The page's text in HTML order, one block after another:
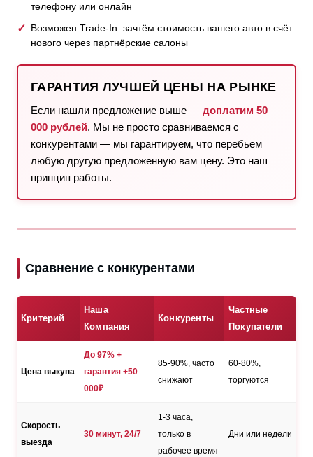
телефону или онлайн
Возможен Trade-In: зачтём стоимость вашего авто в счёт
нового через партнёрские салоны
ГАРАНТИЯ ЛУЧШЕЙ ЦЕНЫ НА РЫНКЕ
Если нашли предложение выше — доплатим 50
000 рублей. Мы не просто сравниваемся с
конкурентами — мы гарантируем, что перебьем
любую другую предложенную вам цену. Это наш
принцип работы.
Сравнение с конкурентами
Критерий
Наша
Компания
Конкуренты
Частные
Покупатели
Цена выкупа
До 97% +
гарантия +50
000₽
85-90%, часто
снижают
60-80%,
торгуются
Скорость
выезда
30 минут, 24/7
1-3 часа,
только в
рабочее время
Дни или недели